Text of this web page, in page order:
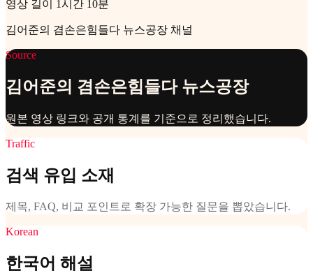
영상 길이 1시간 10분
김어준의 겸손은힘들다 뉴스공장 채널
Source
김어준의 겸손은힘들다 뉴스공장
원본 영상 링크와 공개 통계를 기준으로 정리했습니다.
Traffic
검색 유입 소재
제목, FAQ, 비교 포인트로 확장 가능한 질문을 뽑았습니다.
Korean
한국어 해설